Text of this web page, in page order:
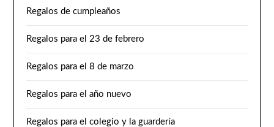
Regalos de cumpleaños
Regalos para el 23 de febrero
Regalos para el 8 de marzo
Regalos para el año nuevo
Regalos para el colegio y la guardería